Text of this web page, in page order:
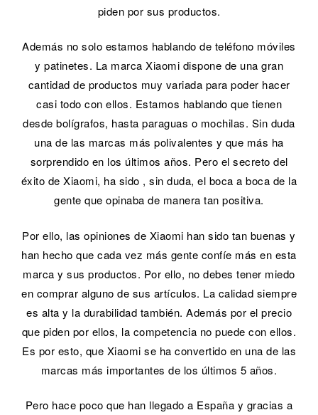
piden por sus productos.
Además no solo estamos hablando de teléfono móviles
y patinetes. La marca Xiaomi dispone de una gran
cantidad de productos muy variada para poder hacer
casi todo con ellos. Estamos hablando que tienen
desde bolígrafos, hasta paraguas o mochilas. Sin duda
una de las marcas más polivalentes y que más ha
sorprendido en los últimos años. Pero el secreto del
éxito de Xiaomi, ha sido , sin duda, el boca a boca de la
gente que opinaba de manera tan positiva.
Por ello, las opiniones de Xiaomi han sido tan buenas y
han hecho que cada vez más gente confíe más en esta
marca y sus productos. Por ello, no debes tener miedo
en comprar alguno de sus artículos. La calidad siempre
es alta y la durabilidad también. Además por el precio
que piden por ellos, la competencia no puede con ellos.
Es por esto, que Xiaomi se ha convertido en una de las
marcas más importantes de los últimos 5 años.
Pero hace poco que han llegado a España y gracias a